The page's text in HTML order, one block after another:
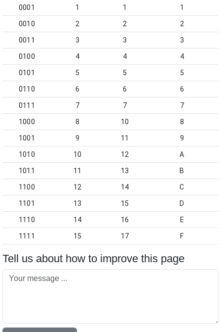
0001 1 1 1
0010 2 2 2
0011 3 3 3
0100 4 4 4
0101 5 5 5
0110 6 6 6
0111 7 7 7
1000 8 10 8
1001 9 11 9
1010 10 12 A
1011 11 13 B
1100 12 14 C
1101 13 15 D
1110 14 16 E
1111 15 17 F
Tell us about how to improve this page